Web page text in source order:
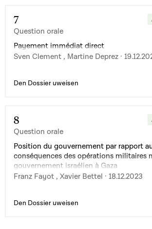
7
Question orale
Payement immédiat direct
Sven Clement , Martine Deprez ·
Den Dossier uweisen
8
Question orale
Position du gouvernement par rapport
conséquences des opérations militaires
gouvernement israélien à Gaza
Franz Fayot , Xavier Bettel · 18.12.2023
Den Dossier uweisen